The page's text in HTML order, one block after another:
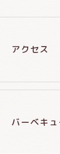
アクセス
バーベキュ